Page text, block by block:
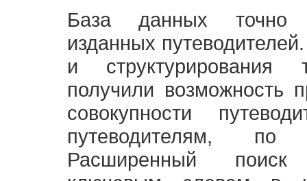
База данных точно
изданных
и структурирования
получили возможность
совокупности
путеводителям,
Расширенный